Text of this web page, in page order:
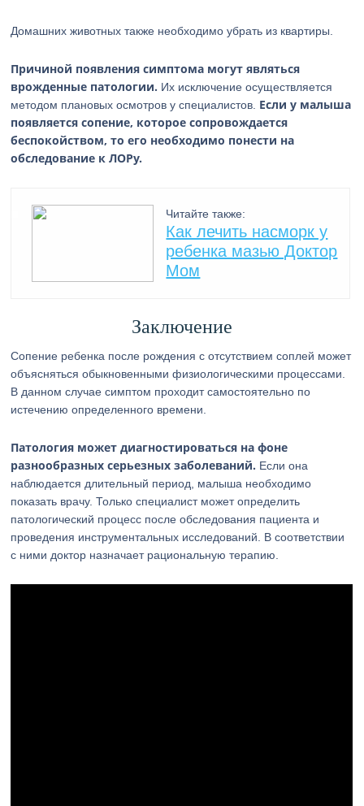
Домашних животных также необходимо убрать из квартиры.
Причиной появления симптома могут являться
врожденные патологии. Их исключение осуществляется
методом плановых осмотров у специалистов. Если у малыша
появляется сопение, которое сопровождается
беспокойством, то его необходимо понести на
обследование к ЛОРу.
Читайте также:
Как лечить насморк у
ребенка мазью Доктор
Мом
Заключение
Сопение ребенка после рождения с отсутствием соплей может
объясняться обыкновенными физиологическими процессами.
В данном случае симптом проходит самостоятельно по
истечению определенного времени.
Патология может диагностироваться на фоне
разнообразных серьезных заболеваний. Если она
наблюдается длительный период, малыша необходимо
показать врачу. Только специалист может определить
патологический процесс после обследования пациента и
проведения инструментальных исследований. В соответствии
с ними доктор назначает рациональную терапию.